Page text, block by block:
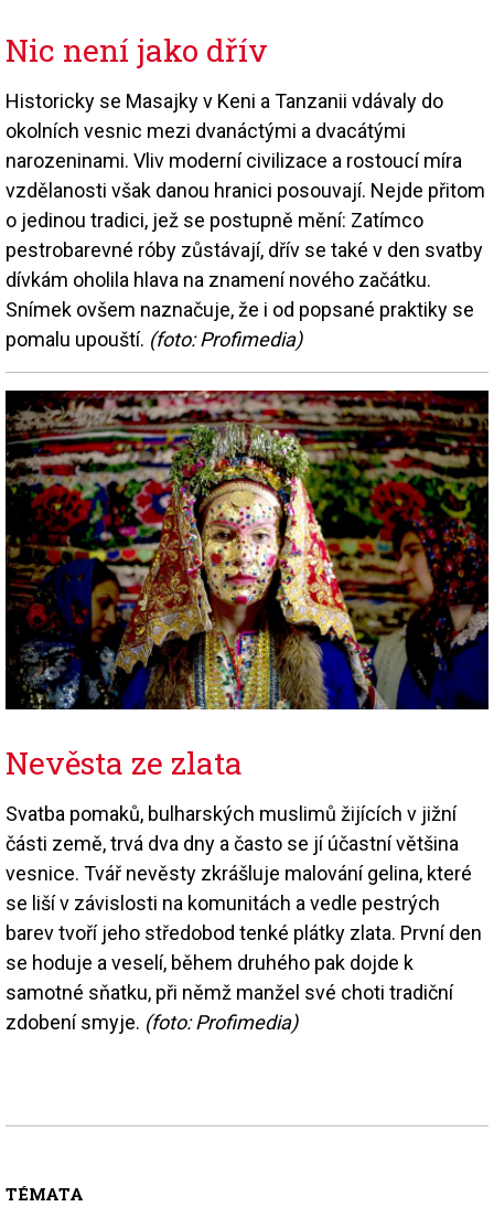
Nic není jako dřív
Historicky se Masajky v Keni a Tanzanii vdávaly do
okolních vesnic mezi dvanáctými a dvacátými
narozeninami. Vliv moderní civilizace a rostoucí míra
vzdělanosti však danou hranici posouvají. Nejde přitom
o jedinou tradici, jež se postupně mění: Zatímco
pestrobarevné róby zůstávají, dřív se také v den svatby
dívkám oholila hlava na znamení nového začátku.
Snímek ovšem naznačuje, že i od popsané praktiky se
pomalu upouští. (foto: Profimedia)
Nevěsta ze zlata
Svatba pomaků, bulharských muslimů žijících v jižní
části země, trvá dva dny a často se jí účastní většina
vesnice. Tvář nevěsty zkrášluje malování gelina, které
se liší v závislosti na komunitách a vedle pestrých
barev tvoří jeho středobod tenké plátky zlata. První den
se hoduje a veselí, během druhého pak dojde k
samotné sňatku, při němž manžel své choti tradiční
zdobení smyje. (foto: Profimedia)
TÉMATA